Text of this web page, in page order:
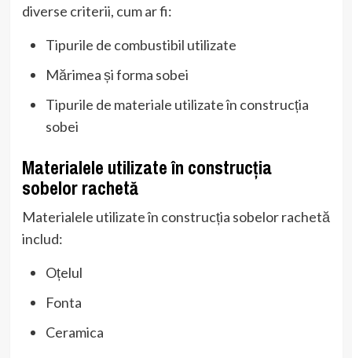
diverse criterii, cum ar fi:
Tipurile de combustibil utilizate
Mărimea și forma sobei
Tipurile de materiale utilizate în construcția
sobei
Materialele utilizate în construcția
sobelor rachetă
Materialele utilizate în construcția sobelor rachetă
includ:
Oțelul
Fonta
Ceramica